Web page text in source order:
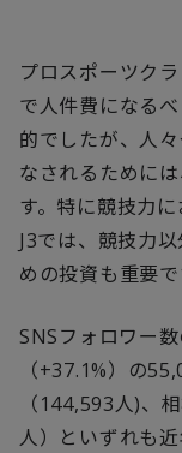
プロスポーツク
で人件費になる
的でしたが、人
なされるために
す。特に競技力
J3では、競技力
めの投資も重要で
SNSフォロワー
（+37.1%）の
（144,593人)、
人）といずれも